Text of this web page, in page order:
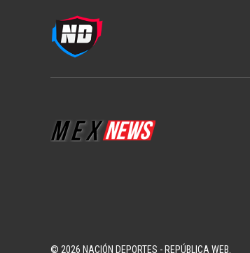
© 2026 NACIÓN DEPORTES - REPÚBLICA WEB.